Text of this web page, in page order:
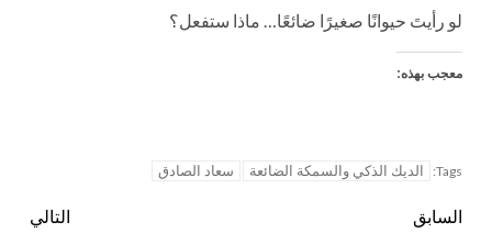
لو رأيتَ حيوانًا صغيرًا ضائعًا… ماذا ستفعل؟
معجب بهذه:
Tags: الديك الذكي والسمكة الضائعة سعاد الصادق
السابق التالي